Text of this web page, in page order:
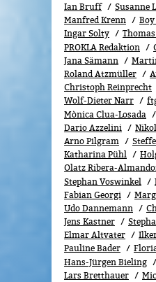
Ian Bruff
Susanne
Manfred Krenn
Ingar Solty
PROKLA Redaktion
Jana Sämann
Roland Atzmüller
Christoph Reinprecht
Wolf-Dieter Narr
Mònica Clua-Losada
Dario Azzelini
Arno Pilgram
Katharina Pühl
Olatz Ribera-
Stephan Voswinkel
Fabian Georgi
Udo Dannemann
Jens Kastner
Elmar Altvater
Pauline Bader
Hans-Jürgen Bieling
Lars Bretthauer